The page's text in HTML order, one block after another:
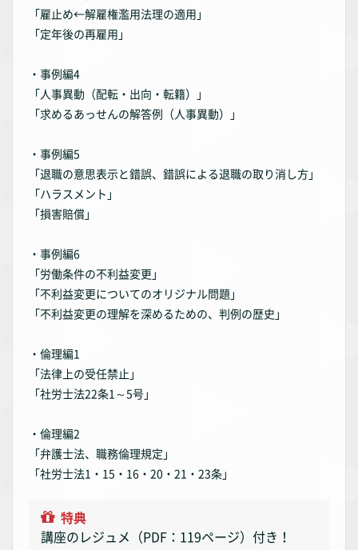
「雇止め←解雇権濫用法理の適用」
「定年後の再雇用」
・事例編4
「人事異動（配転・出向・転籍）」
「求めるあっせんの解答例（人事異動）」
・事例編5
「退職の意思表示と錯誤、錯誤による退職の取り消し方」
「ハラスメント」
「損害賠償」
・事例編6
「労働条件の不利益変更」
「不利益変更についてのオリジナル問題」
「不利益変更の理解を深めるための、判例の歴史」
・倫理編1
「法律上の受任禁止」
「社労士法22条1～5号」
・倫理編2
「弁護士法、職務倫理規定」
「社労士法1・15・16・20・21・23条」
特典
講座のレジュメ（PDF：119ページ）付き！